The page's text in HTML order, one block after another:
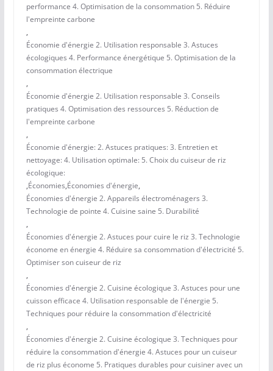
performance 4. Optimisation de la consommation 5. Réduire
l'empreinte carbone
,
Économie d'énergie 2. Utilisation responsable 3. Astuces
écologiques 4. Performance énergétique 5. Optimisation de la
consommation électrique
,
Économie d'énergie 2. Utilisation responsable 3. Conseils
pratiques 4. Optimisation des ressources 5. Réduction de
l'empreinte carbone
,
Économie d'énergie: 2. Astuces pratiques: 3. Entretien et
nettoyage: 4. Utilisation optimale: 5. Choix du cuiseur de riz
écologique:
,Économies,Économies d'énergie,
Économies d'énergie 2. Appareils électroménagers 3.
Technologie de pointe 4. Cuisine saine 5. Durabilité
,
Économies d'énergie 2. Astuces pour cuire le riz 3. Technologie
économe en énergie 4. Réduire sa consommation d'électricité 5.
Optimiser son cuiseur de riz
,
Économies d'énergie 2. Cuisine écologique 3. Astuces pour une
cuisson efficace 4. Utilisation responsable de l'énergie 5.
Techniques pour réduire la consommation d'électricité
,
Économies d'énergie 2. Cuisine écologique 3. Techniques pour
réduire la consommation d'énergie 4. Astuces pour un cuiseur
de riz plus économe 5. Pratiques durables pour cuisiner avec un